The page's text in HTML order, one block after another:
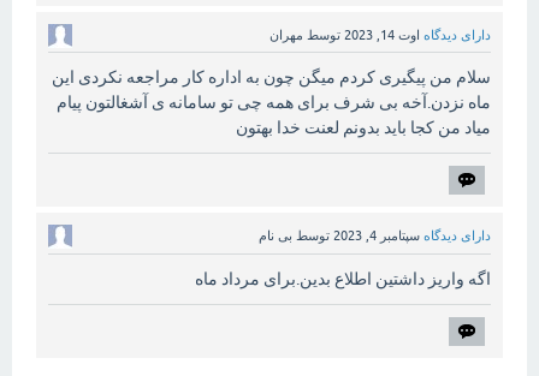
دارای دیدگاه اوت 14, 2023 توسط مهران
سلام من پیگیری کردم میگن چون به اداره کار مراجعه نکردی این
ماه نزدن.آخه بی شرف برای همه چی تو سامانه ی آشغالتون پیام
میاد من کجا باید بدونم لعنت خدا بهتون
دارای دیدگاه سپتامبر 4, 2023 توسط بی نام
اگه واریز داشتین اطلاع بدین.برای مرداد ماه